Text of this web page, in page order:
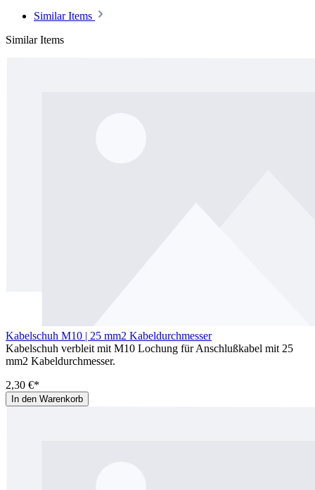
Similar Items
Similar Items
Kabelschuh M10 | 25 mm2 Kabeldurchmesser
Kabelschuh verbleit mit M10 Lochung für Anschlußkabel mit 25
mm2 Kabeldurchmesser.
2,30 €*
In den Warenkorb